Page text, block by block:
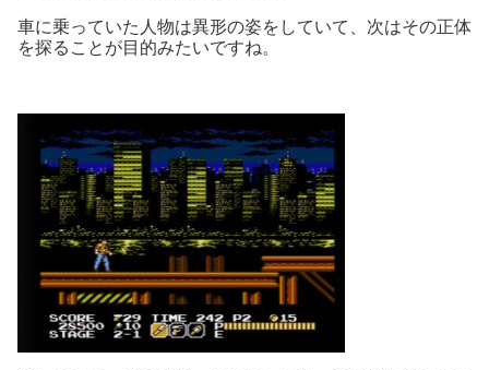
車に乗っていた人物は異形の姿をしていて、次はその正体
を探ることが目的みたいですね。